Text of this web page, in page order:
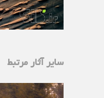
سایر آثار مرتبط